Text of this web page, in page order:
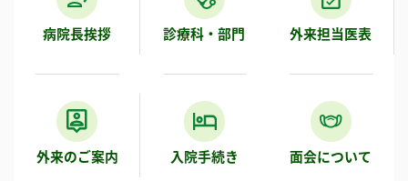
病院長挨拶 診療科・部門 外来担当医表
外来のご案内 入院手続き 面会について